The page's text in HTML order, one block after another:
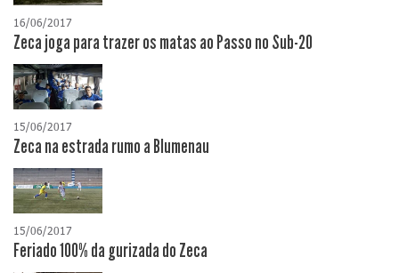
16/06/2017
Zeca joga para trazer os matas ao Passo no Sub-20
15/06/2017
Zeca na estrada rumo a Blumenau
15/06/2017
Feriado 100% da gurizada do Zeca